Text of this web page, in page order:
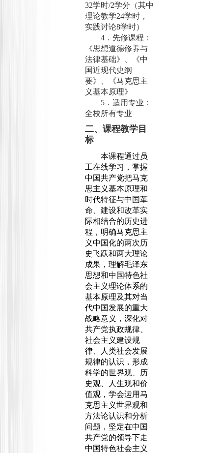
32学时/2学分（其中
理论教学24学时，
实践讨论8学时）
4 ．先修课程：
《思想道德修养与
法律基础》、《中
国近现代史纲
要》、《马克思主
义基本原理》
5 ．适用专业：
全校所有专业
二、课程教学目
标
本课程通过员
工在线学习，掌握
中国共产党把马克
思主义基本原理和
时代特征与中国革
命、建设和改革实
际相结合的历史进
程，明确马克思主
义中国化的两次历
史飞跃和两大理论
成果，理解毛泽东
思想和中国特色社
会主义理论体系的
基本原理及其对当
代中国发展的重大
战略意义，深化对
共产党执政规律、
社会主义建设规
律、人类社会发展
规律的认识，形成
科学的世界观、历
史观、人生观和价
值观，学会运用马
克思主义世界观和
方法论认识和分析
问题，坚定在中国
共产党的领导下走
中国特色社会主义